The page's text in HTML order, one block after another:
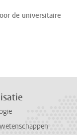
de universitaire